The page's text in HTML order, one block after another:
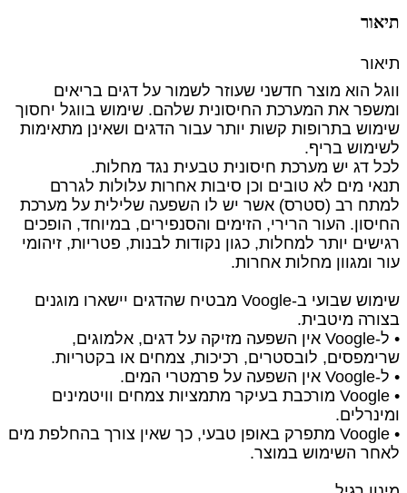
תיאור
תיאור
ווגל הוא מוצר חדשני שעוזר לשמור על דגים בריאים
ומשפר את המערכת החיסונית שלהם. שימוש בווגל יחסוך
שימוש בתרופות קשות יותר עבור הדגים ושאינן מתאימות
לשימוש בריף.
לכל דג יש מערכת חיסונית טבעית נגד מחלות.
תנאי מים לא טובים וכן סיבות אחרות עלולות לגררם
למתח רב (סטרס) אשר יש לו השפעה שלילית על מערכת
החיסון. העור הרירי, הזימים והסנפירים, במיוחד, הופכים
רגישים יותר למחלות, כגון נקודות לבנות, פטריות, זיהומי
עור ומגוון מחלות אחרות.
שימוש שבועי ב-Voogle מבטיח שהדגים יישארו מוגנים
בצורה מיטבית.
• ל-Voogle אין השפעה מזיקה על דגים, אלמוגים,
שרימפסים, לובסטרים, רכיכות, צמחים או בקטריות.
• ל-Voogle אין השפעה על פרמטרי המים.
• Voogle מורכבת בעיקר מתמציות צמחים וויטמינים
ומינרלים.
• Voogle מתפרק באופן טבעי, כך שאין צורך בהחלפת מים
לאחר השימוש במוצר.